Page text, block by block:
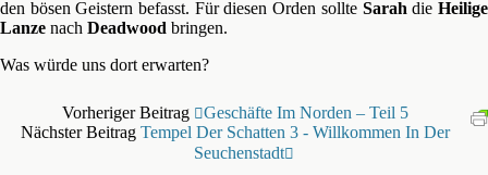
den bösen Geistern befasst. Für diesen Orden sollte Sarah dieHeilige
Lanze nach Deadwood bringen.
Was würde uns dort erwarten?
Vorheriger Beitrag
Geschäfte Im Norden – Teil 5
Nächster Beitrag Tempel Der Schatten 3 - Willkommen In Der
Seuchenstadt